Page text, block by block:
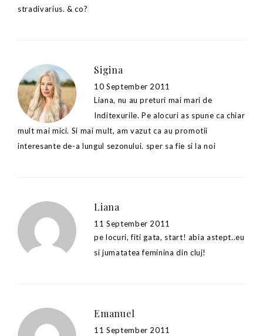
stradivarius. & co?
Sigina
10 September 2011
Liana, nu au preturi mai mari de
Inditexurile. Pe alocuri as spune ca chiar
mult mai mici. Si mai mult, am vazut ca au promotii
interesante de-a lungul sezonului. sper sa fie si la noi
Liana
11 September 2011
pe locuri, fiti gata, start! abia astept..eu
si jumatatea feminina din cluj!
Emanuel
11 September 2011